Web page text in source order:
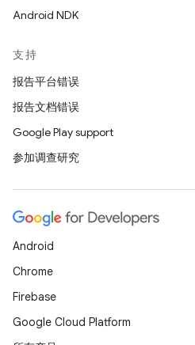
Android NDK
支持
报告平台错误
报告文档错误
Google Play support
参加调查研究
Android
Chrome
Firebase
Google Cloud Platform